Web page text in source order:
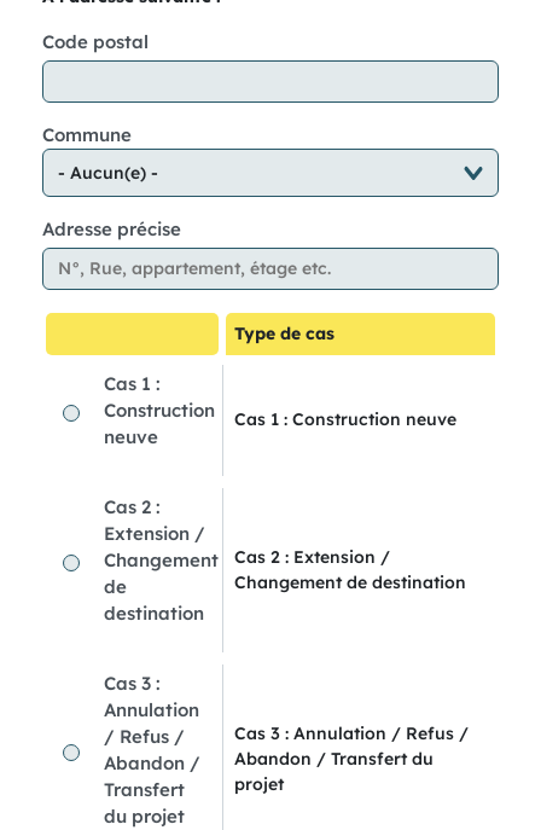
Code postal
Commune
Adresse précise
Type de cas
Cas 1 :
Construction
neuve
Cas 1 : Construction neuve
Cas 2 :
Extension /
Changement
de
destination
Cas 2 : Extension /
Changement de destination
Cas 3 :
Annulation
/ Refus /
Abandon /
Transfert
du projet
Cas 3 : Annulation / Refus /
Abandon / Transfert du
projet